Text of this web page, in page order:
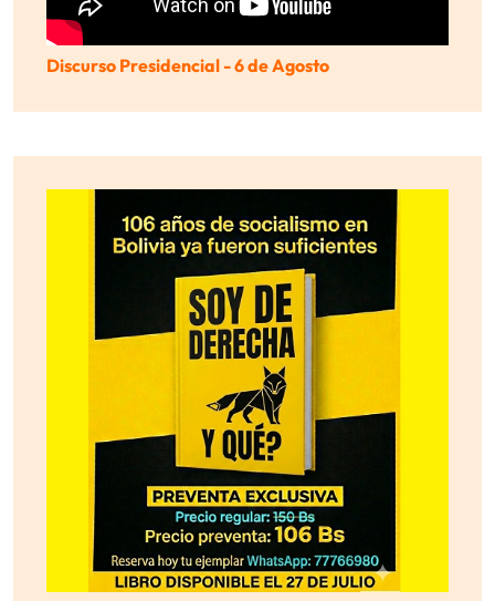
Discurso Presidencial - 6 de Agosto